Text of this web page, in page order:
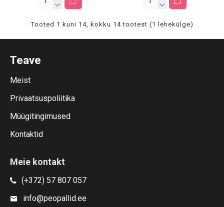
Tooted 1 kuni 14, kokku 14 tootest (1 lehekülge)
Teave
Meist
Privaatsuspoliitika
Müügitingimused
Kontaktid
Meie kontakt
(+372) 57 807 057
info@peopallid.ee